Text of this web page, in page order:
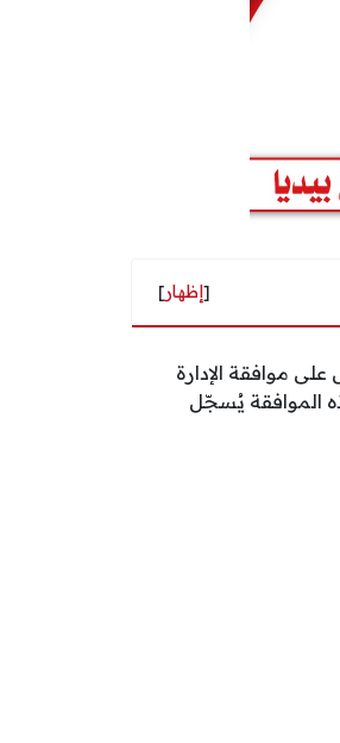
[إظهار]
موافقة الإدارة
الموافقة يُسجّل